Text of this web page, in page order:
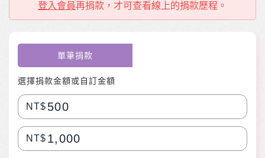
登入會員再捐款，才可查看線上的捐款歷程。
單筆捐款
選擇捐款金額或自訂金額
NT$ 500
NT$ 1,000